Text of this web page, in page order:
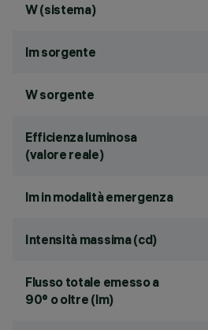
W (sistema)
lm sorgente
W sorgente
Efficienza luminosa
(valore reale)
lm in modalità emergenza
Intensità massima (cd)
Flusso totale emesso a
90° o oltre (lm)